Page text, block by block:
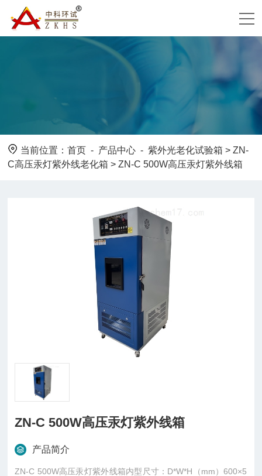
当前位置：首页 - 产品中心 -紫外光老化试验箱 >ZN-
C高压汞灯紫外线老化箱 > ZN-C 500W高压汞灯紫外线箱
ZN-C 500W高压汞灯紫外线箱
产品简介
ZN-C 500W高压汞灯紫外线箱内型尺寸：D*W*H（mm）600×5